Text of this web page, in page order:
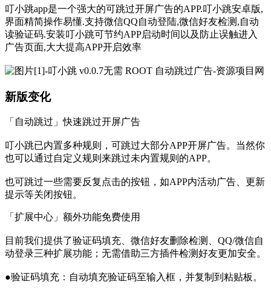
叮小跳app是一个强大的可跳过开屏广告的APP.叮小跳安卓版,
界面精简操作易懂.支持微信QQ自动登陆,微信好友检测,自动
读验证码.安装叮小跳可节约APP启动时间以及防止误触进入
广告页面,大大提高APP开启效率
新版变化
「自动跳过」快速跳过开屏广告
叮小跳已内置多种规则，可跳过大部分APP开屏广告。当然你
也可以通过自定义规则来跳过未内置规则的APP。
也可跳过一些需要反复点击的按钮，如APP内活动广告、更新
提示等关闭按钮。
「扩展中心」额外功能免费使用
目前我们提供了验证码填充、微信好友删除检测、QQ/微信自
动登录三种扩展功能；无需借助三方插件检测好友更加安全。
●验证码填充：自动填充验证码至输入框，并复制到粘贴板。